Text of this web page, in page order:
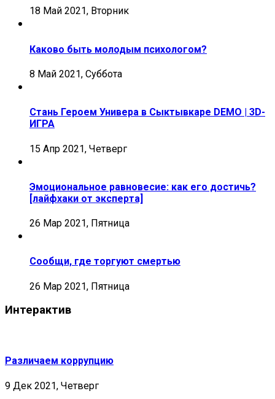
18 Май 2021, Вторник
Каково быть молодым психологом?
8 Май 2021, Суббота
Стань Героем Универа в Сыктывкаре DEMO | 3D-
ИГРА
15 Апр 2021, Четверг
Эмоциональное равновесие: как его достичь?
[лайфхаки от эксперта]
26 Мар 2021, Пятница
Сообщи, где торгуют смертью
26 Мар 2021, Пятница
Интерактив
Различаем коррупцию
9 Дек 2021, Четверг